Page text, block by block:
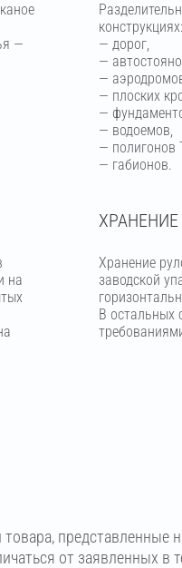
—
конструкциях:
— дорог,
—
—
— плоских
—
— водоемов,
— полигонов
— габионов.
на
ХРАНЕНИЕ
Хранение
заводской
В остальных
представленные
от заявленных в